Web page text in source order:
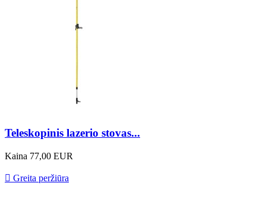
Teleskopinis lazerio stovas...
Kaina 77,00 EUR
 Greita peržiūra